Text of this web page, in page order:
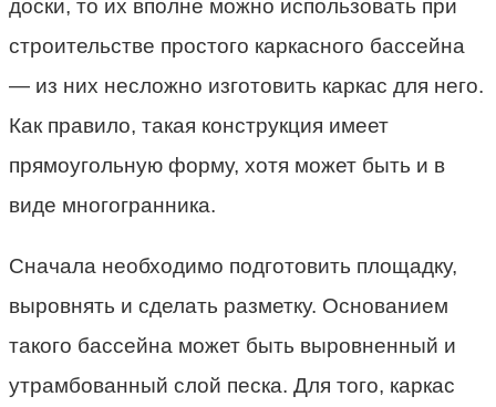
доски, то их вполне можно использовать при
строительстве простого каркасного бассейна
— из них несложно изготовить каркас для него.
Как правило, такая конструкция имеет
прямоугольную форму, хотя может быть и в
виде многогранника.
Сначала необходимо подготовить площадку,
выровнять и сделать разметку. Основанием
такого бассейна может быть выровненный и
утрамбованный слой песка. Для того, каркас